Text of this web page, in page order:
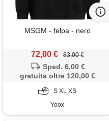
MSGM - felpa - nero
72,00 € 83,00 €
Sped. 6,00 €
gratuita oltre 120,00 €
S XL XS
Yoox